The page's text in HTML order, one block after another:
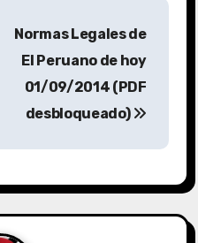
Normas Legales de
El Peruano de hoy
01/09/2014 (PDF
desbloqueado)